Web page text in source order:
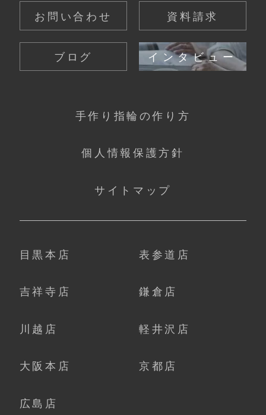
お問い合わせ 資料請求
ブログ インタビュー
手作り指輪の作り方
個人情報保護方針
サイトマップ
目黒本店 表参道店
吉祥寺店 鎌倉店
川越店 軽井沢店
大阪本店 京都店
広島店